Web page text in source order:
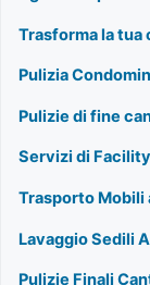
Trasforma la tua
Pulizia
Pulizie di fine
Servizi di
Trasporto Mobili
Lavaggio Sedili
Pulizie Finali